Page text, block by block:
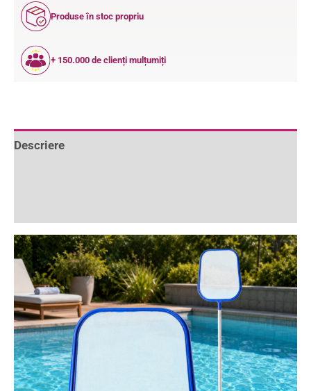
Produse în stoc propriu
+ 150.000 de clienți mulțumiți
Descriere